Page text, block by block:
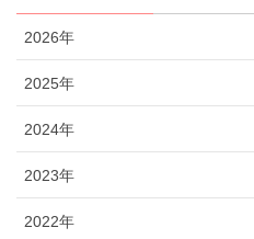
2026年
2025年
2024年
2023年
2022年